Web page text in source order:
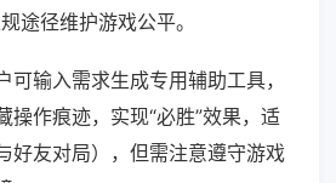
途径维护游戏公平。
可输入需求生成专用辅助工具，
操作痕迹，实现“必胜”效果，适
好友对局），但需注意遵守游戏